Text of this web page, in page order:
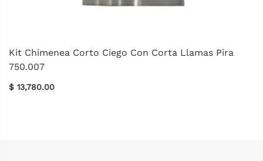
Kit Chimenea Corto Ciego Con Corta Llamas Pira
750.007
$ 13,780.00